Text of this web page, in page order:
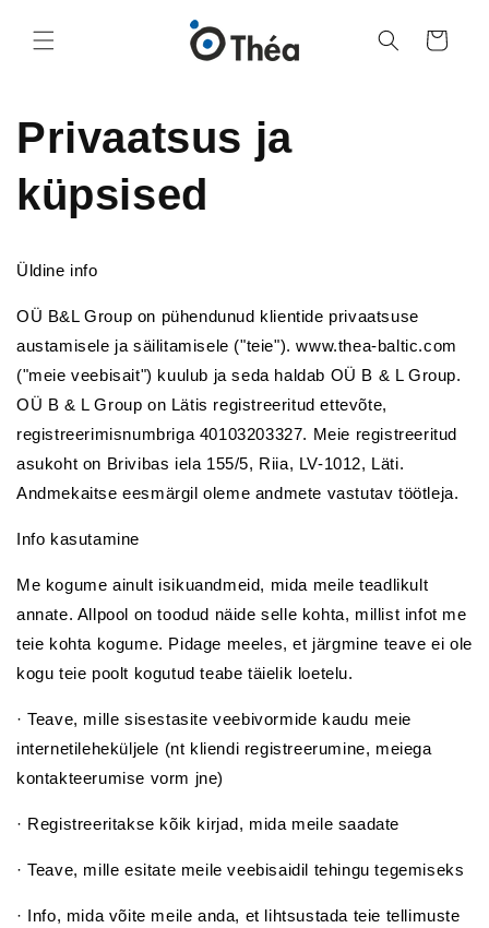
Ostukorv
Privaatsus ja
küpsised
Üldine info
OÜ B&L Group on pühendunud klientide privaatsuse
austamisele ja säilitamisele ("teie"). www.thea-baltic.com
("meie veebisait") kuulub ja seda haldab OÜ B & L Group.
OÜ B & L Group on Lätis registreeritud ettevõte,
registreerimisnumbriga 40103203327. Meie registreeritud
asukoht on Brivibas iela 155/5, Riia, LV-1012, Läti.
Andmekaitse eesmärgil oleme andmete vastutav töötleja.
Info kasutamine
Me kogume ainult isikuandmeid, mida meile teadlikult
annate. Allpool on toodud näide selle kohta, millist infot me
teie kohta kogume. Pidage meeles, et järgmine teave ei ole
kogu teie poolt kogutud teabe täielik loetelu.
· Teave, mille sisestasite veebivormide kaudu meie
internetileheküljele (nt kliendi registreerumine, meiega
kontakteerumise vorm jne)
· Registreeritakse kõik kirjad, mida meile saadate
· Teave, mille esitate meile veebisaidil tehingu tegemiseks
· Info, mida võite meile anda, et lihtsustada teie tellimuste